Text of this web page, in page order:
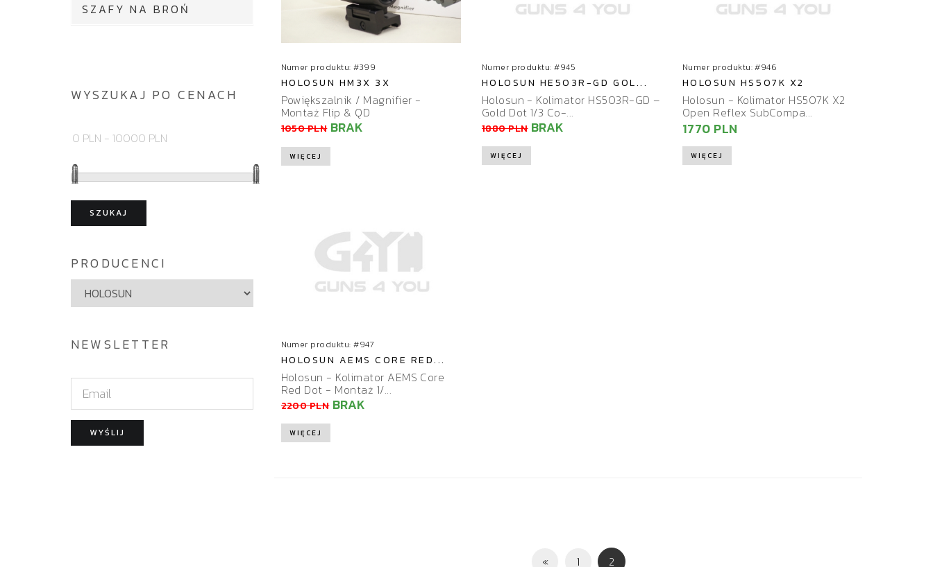
SZAFY NA BROŃ
WYSZUKAJ PO CENACH
SZUKAJ
PRODUCENCI
NEWSLETTER
a
i
WYŚLIJ
Numer produktu: #399
HOLOSUN HM3X 3X
Powiększalnik / Magnifier -
Montaż Flip & QD
1050 PLNBRAK
WIĘCEJ
Numer produktu: #945
HOLOSUN HE503R-GD GOL...
Holosun - Kolimator HS503R-GD –
Gold Dot 1/3 Co-...
1880 PLNBRAK
WIĘCEJ
Numer produktu: #946
HOLOSUN HS507K X2
Holosun - Kolimator HS507K X2
Open Reflex SubCompa...
1770 PLN
WIĘCEJ
Numer produktu: #947
HOLOSUN AEMS CORE RED...
Holosun - Kolimator AEMS Core
Red Dot - Montaż 1/...
2200 PLNBRAK
WIĘCEJ
« 1 2